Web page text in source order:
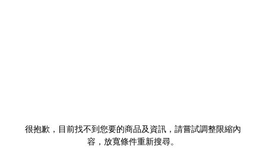
很抱歉，目前找不到您要的商品及資訊，請嘗試調整限縮內
容，放寬條件重新搜尋。